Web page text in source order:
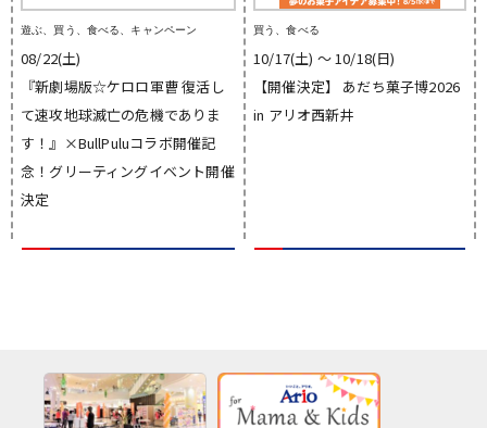
遊ぶ、買う、食べる、キャンペーン
08/22(土)
『新劇場版☆ケロロ軍曹 復活し
て速攻地球滅亡の危機でありま
す！』×BullPuluコラボ開催記
念！グリーティングイベント開催
決定
買う、食べる
10/17(土) 〜 10/18(日)
【開催決定】 あだち菓子博2026
in アリオ西新井